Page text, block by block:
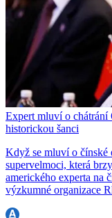
Expert mluví o chátrání
historickou šanci
Když se mluví o čínské
supervelmoci, která
amerického experta na
výzkumné organizace